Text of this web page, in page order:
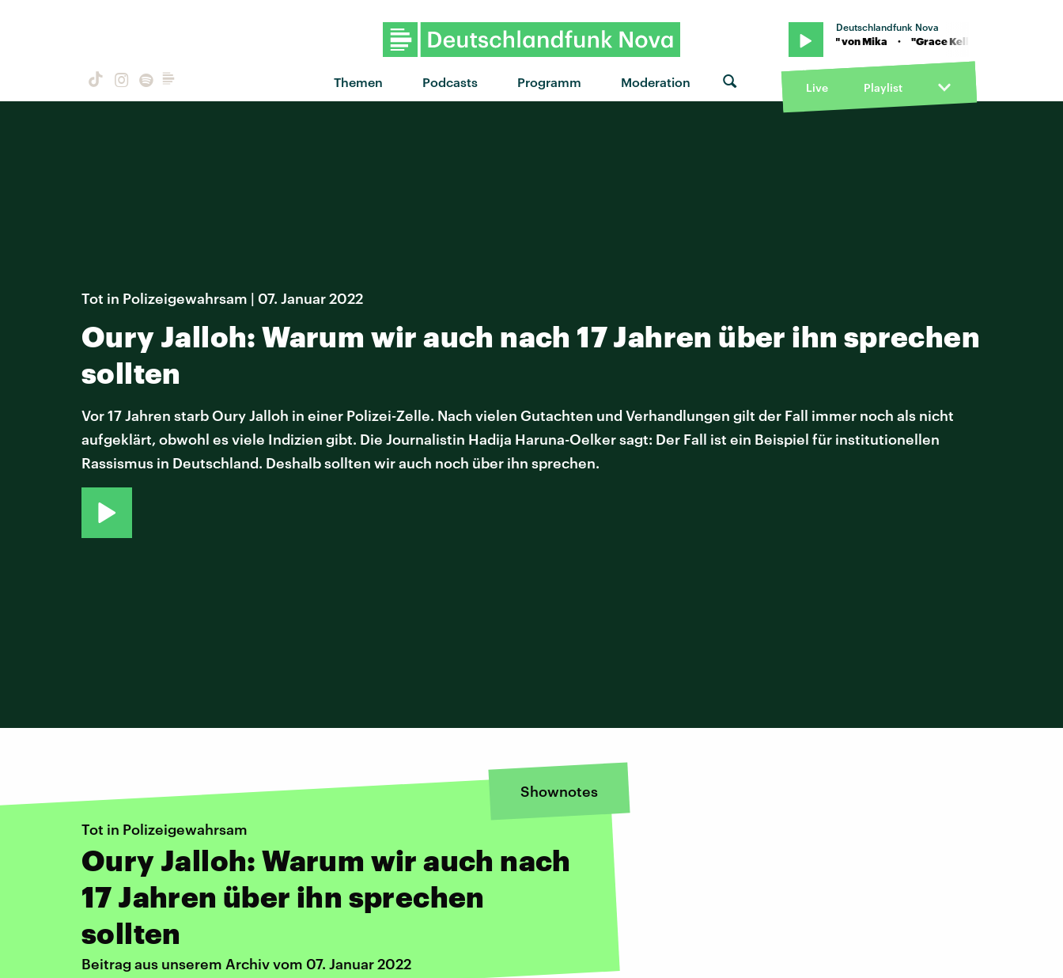
Themen Podcasts Programm Moderation
Deutschlandfunk Nova
"Grace Kelly" von Mika · "Grace Kelly" von Mika · "Grace Kelly" von Mika
Live Playlist
Tot in Polizeigewahrsam | 07. Januar 2022
Oury Jalloh: Warum wir auch nach 17 Jahren über ihn sprechen
sollten
Vor 17 Jahren starb Oury Jalloh in einer Polizei-Zelle. Nach vielen Gutachten und Verhandlungen gilt der Fall immer noch als nicht
aufgeklärt, obwohl es viele Indizien gibt. Die Journalistin Hadija Haruna-Oelker sagt: Der Fall ist ein Beispiel für institutionellen
Rassismus in Deutschland. Deshalb sollten wir auch noch über ihn sprechen.
Shownotes
Tot in Polizeigewahrsam
Oury Jalloh: Warum wir auch nach
17 Jahren über ihn sprechen
sollten
Beitrag aus unserem Archiv vom 07. Januar 2022